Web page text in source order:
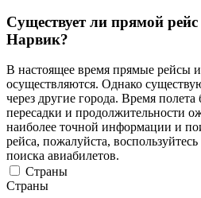
Существует ли прямой
Нарвик?
В настоящее время прямые рейсы
осуществляются. Однако
через другие города. Время полета
пересадки и продолжительности
наиболее точной информации и
рейса, пожалуйста,
поиска авиабилетов.
Страны
Страны